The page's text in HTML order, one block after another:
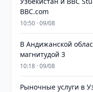
BBC.com
10:50 · 09/08
В Андижанской
магнитудой 3
10:18 · 09/08
Рыночные услуги в